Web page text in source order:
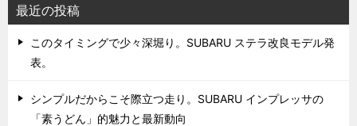
最近の投稿
このタイミングで少々深堀り。SUBARU ステラ改良モデル発
表。
シンプルだからこそ際立つ走り。SUBARU インプレッサの
「素うどん」的魅力と最新動向